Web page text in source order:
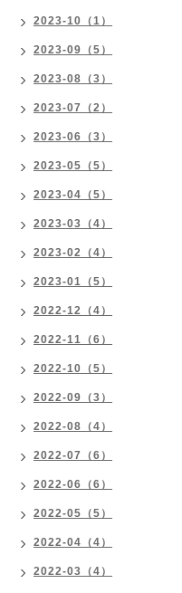
2023-10（1）
2023-09（5）
2023-08（3）
2023-07（2）
2023-06（3）
2023-05（5）
2023-04（5）
2023-03（4）
2023-02（4）
2023-01（5）
2022-12（4）
2022-11（6）
2022-10（5）
2022-09（3）
2022-08（4）
2022-07（6）
2022-06（6）
2022-05（5）
2022-04（4）
2022-03（4）